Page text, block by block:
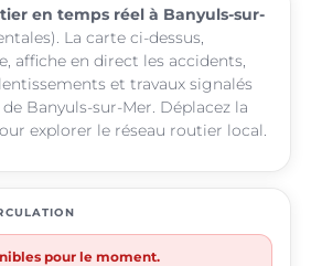
en temps réel à Banyuls-sur-
La carte ci-dessus,
affiche en direct les accidents,
et travaux signalés
Banyuls-sur-Mer. Déplacez la
explorer le réseau routier local.
pour le moment.